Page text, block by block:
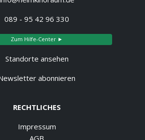
089 - 95 42 96 330
Zum Hilfe-Center ►
Standorte ansehen
abonnieren
RECHTLICHES
Impressum